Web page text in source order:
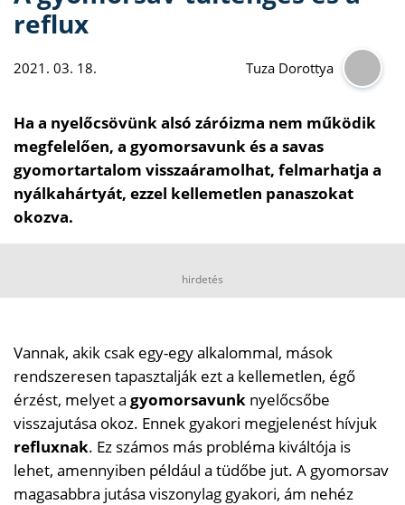
reflux
2021. 03. 18. Tuza Dorottya
Ha a nyelőcsövünk alsó záróizma nem működik
megfelelően, a gyomorsavunk és a savas
gyomortartalom visszaáramolhat, felmarhatja a
nyálkahártyát, ezzel kellemetlen panaszokat
okozva.
hirdetés
Vannak, akik csak egy-egy alkalommal, mások
rendszeresen tapasztalják ezt a kellemetlen, égő
érzést, melyet a gyomorsavunk nyelőcsőbe
visszajutása okoz. Ennek gyakori megjelenést hívjuk
refluxnak. Ez számos más probléma kiváltója is
lehet, amennyiben például a tüdőbe jut. A gyomorsav
magasabbra jutása viszonylag gyakori, ám nehéz